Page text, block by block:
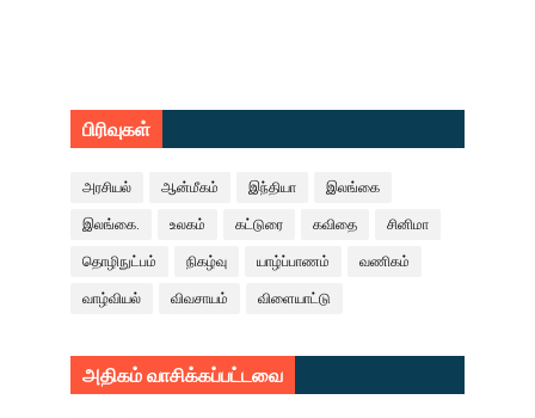
பிரிவுகள்
அரசியல் ஆன்மீகம் இந்தியா இலங்கை
இலங்கை. உலகம் கட்டுரை கவிதை சினிமா
தொழிநுட்பம் நிகழ்வு யாழ்ப்பாணம் வணிகம்
வாழ்வியல் விவசாயம் விளையாட்டு
அதிகம் வாசிக்கப்பட்டவை